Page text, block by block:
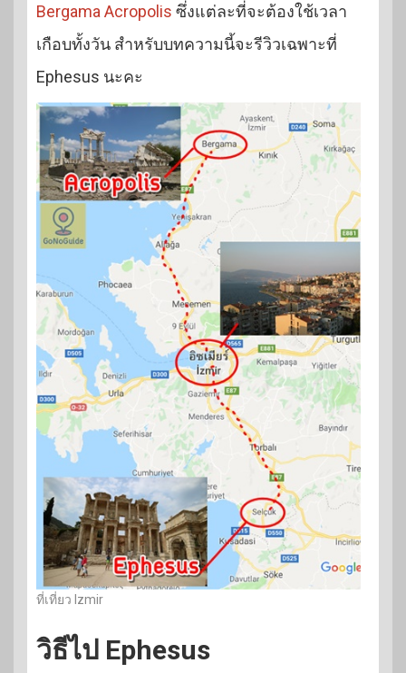
Bergama Acropolis ซึ่งแต่ละที่จะต้องใช้เวลา
เกือบทั้งวัน สำหรับบทความนี้จะรีวิวเฉพาะที่
Ephesus นะคะ
ที่เที่ยว Izmir
วิธีไป Ephesus